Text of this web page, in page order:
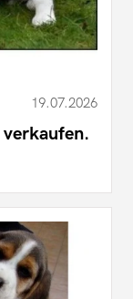
19.07.2026
verkaufen.